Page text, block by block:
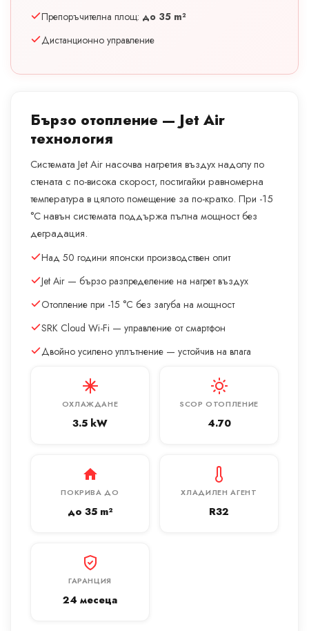
Препоръчителна площ: до 35 m²
Дистанционно управление
Бързо отопление — Jet Air
технология
Системата Jet Air насочва нагретия въздух надолу по
стената с по-висока скорост, постигайки равномерна
температура в цялото помещение за по-кратко. При -15
°C навън системата поддържа пълна мощност без
деградация.
Над 50 години японски производствен опит
Jet Air — бързо разпределение на нагрет въздух
Отопление при -15 °C без загуба на мощност
SRK Cloud Wi-Fi — управление от смартфон
Двойно усилено уплътнение — устойчив на влага
ОХЛАЖДАНЕ
3.5 kW
SCOP ОТОПЛЕНИЕ
4.70
ПОКРИВА ДО
до 35 m²
ХЛАДИЛЕН АГЕНТ
R32
ГАРАНЦИЯ
24 месеца